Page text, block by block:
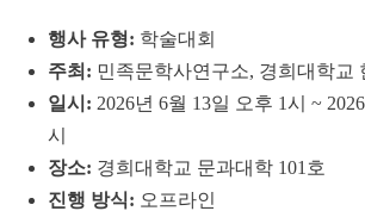
행사 유형: 학술대회
주최: 민족문학사연구소, 경희대학교
일시: 2026년 6월 13일 오후 1시 ~
시
장소: 경희대학교 문과대학 101호
진행 방식: 오프라인